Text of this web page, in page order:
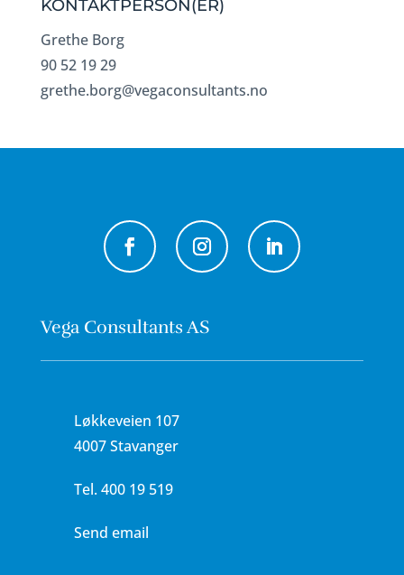
KONTAKTPERSON(ER)
Grethe Borg
90 52 19 29
grethe.borg@vegaconsultants.no
Vega Consultants AS
Løkkeveien 107
4007 Stavanger
Tel.400 19 519
Send email